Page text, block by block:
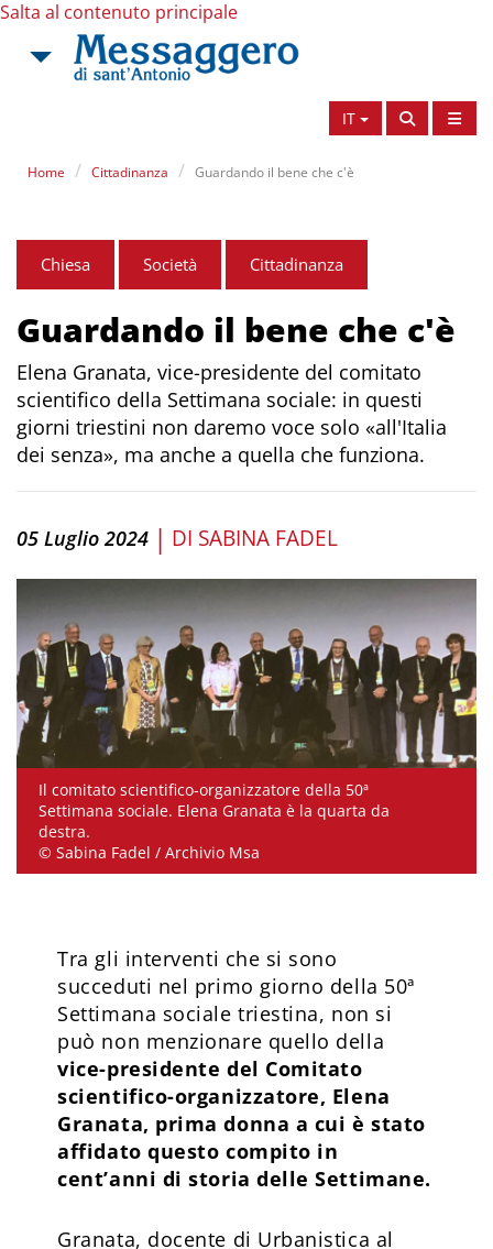
Salta al contenuto principale
IT
Home Cittadinanza Guardando il bene che c'è
Chiesa Società Cittadinanza
Guardando il bene che c'è
Elena Granata, vice-presidente del comitato
scientifico della Settimana sociale: in questi
giorni triestini non daremo voce solo «all'Italia
dei senza», ma anche a quella che funziona.
05 Luglio 2024 | DI SABINA FADEL
Il comitato scientifico-organizzatore della 50ª
Settimana sociale. Elena Granata è la quarta da
destra.
© Sabina Fadel / Archivio Msa
Tra gli interventi che si sono
succeduti nel primo giorno della 50ª
Settimana sociale triestina, non si
può non menzionare quello della
vice-presidente del Comitato
scientifico-organizzatore, Elena
Granata, prima donna a cui è stato
affidato questo compito in
cent’anni di storia delle Settimane.
Granata, docente di Urbanistica al